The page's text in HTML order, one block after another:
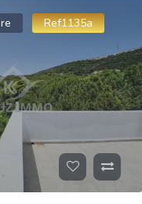
Ref1135a